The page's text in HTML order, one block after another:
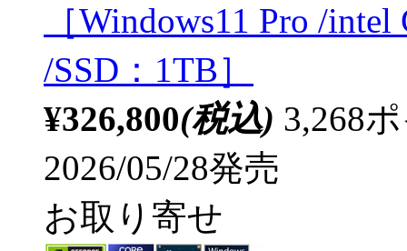
［Windows11 Pro /
/SSD：1TB］
¥326,800(税込) 3,268
2026/05/28発売
お取り寄せ